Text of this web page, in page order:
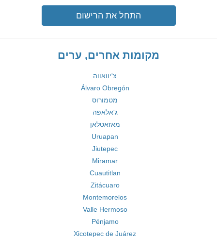
התחל את הרישום
מקומות אחרים, ערים
צ'יוואווה
Álvaro Obregón
מטמורוס
ג'אלאפה
מאזאטלאן
Uruapan
Jiutepec
Miramar
Cuautitlan
Zitácuaro
Montemorelos
Valle Hermoso
Pénjamo
Xicotepec de Juárez